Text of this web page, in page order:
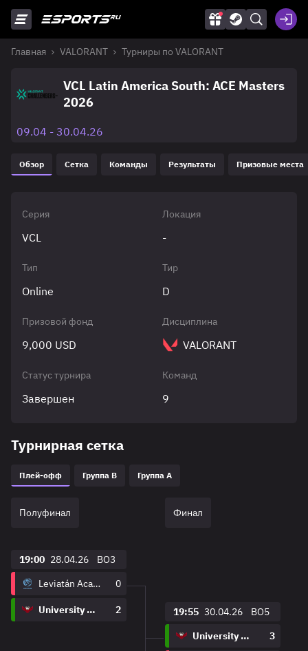
Главная VALORANT Турниры по VALORANT
VCL Latin America South: ACE Masters
2026
09.04 - 30.04.26
Обзор Сетка Команды Результаты Призовые места
Серия
VCL
Локация
-
Тип
Online
Тир
D
Призовой фонд
9,000 USD
Дисциплина
VALORANT
Статус турнира
Завершен
Команд
9
Турнирная сетка
Плей-офф Группа B Группа A
Полуфинал
19:00 28.04.26
BO3
Leviatán Academy
0
University War 2
Финал
19:55 30.04.26
BO5
University War
3